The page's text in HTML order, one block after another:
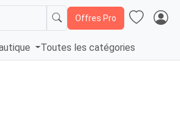
Offres Pro
Toutes les catégories